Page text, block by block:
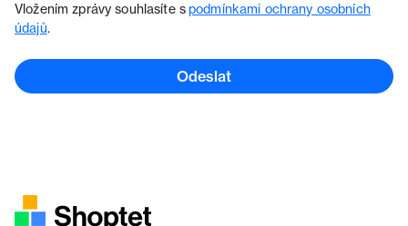
Vložením zprávy souhlasíte spodmínkami ochrany osobních
údajů.
Odeslat